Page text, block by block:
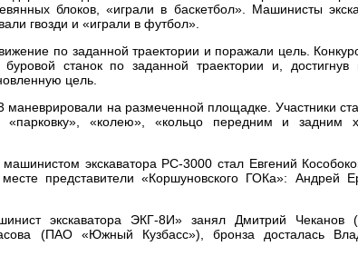
блоков, «играли в баскетбол». Машинисты
гвозди и «играли в футбол».
по заданной траектории и поражали цель.
станок по заданной траектории и, достигнув
цель.
на размеченной площадке. Участники
«парковку», «колею», «кольцо передним и задним
экскаватора РС-3000 стал Евгений
представители «Коршуновского ГОКа»: Андрей
экскаватора ЭКГ-8И» занял Дмитрий
(ПАО «Южный Кузбасс»), бронза досталась